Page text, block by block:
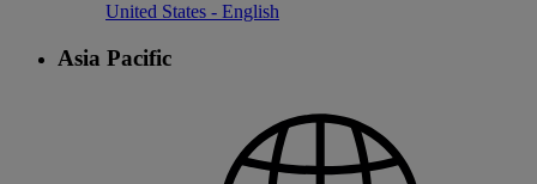
United States - English
Asia Pacific